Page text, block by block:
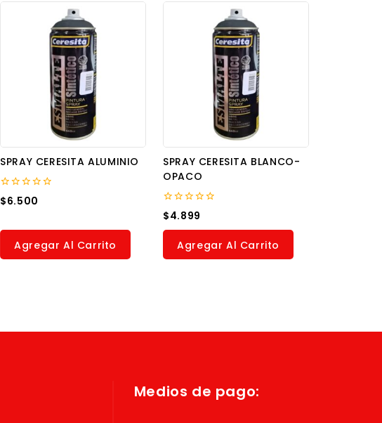
SPRAY CERESITA ALUMINIO
0
out
$6.500
Agregar Al Carrito
SPRAY CERESITA BLANCO-
OPACO
0
out
of
$4.899
Agregar Al Carrito
Medios de pago: